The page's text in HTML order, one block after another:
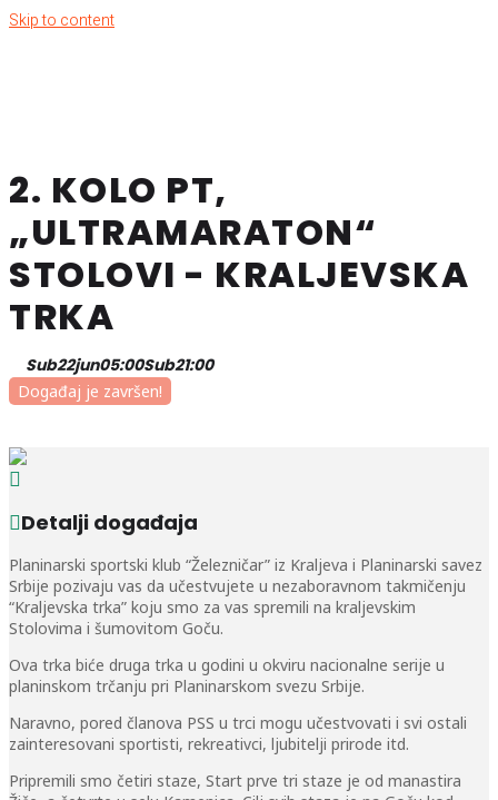
Skip to content
2. KOLO PT,
„ULTRAMARATON“
STOLOVI - KRALJEVSKA
TRKA
Sub22jun05:00Sub21:00
Događaj je završen!
Detalji događaja
Planinarski sportski klub “Železničar” iz Kraljeva i Planinarski savez
Srbije pozivaju vas da učestvujete u nezaboravnom takmičenju
“Kraljevska trka” koju smo za vas spremili na kraljevskim
Stolovima i šumovitom Goču.
Ova trka biće druga trka u godini u okviru nacionalne serije u
planinskom trčanju pri Planinarskom svezu Srbije.
Naravno, pored članova PSS u trci mogu učestvovati i svi ostali
zainteresovani sportisti, rekreativci, ljubitelji prirode itd.
Pripremili smo četiri staze, Start prve tri staze je od manastira